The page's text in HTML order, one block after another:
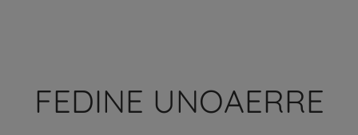
FEDINE UNOAERRE